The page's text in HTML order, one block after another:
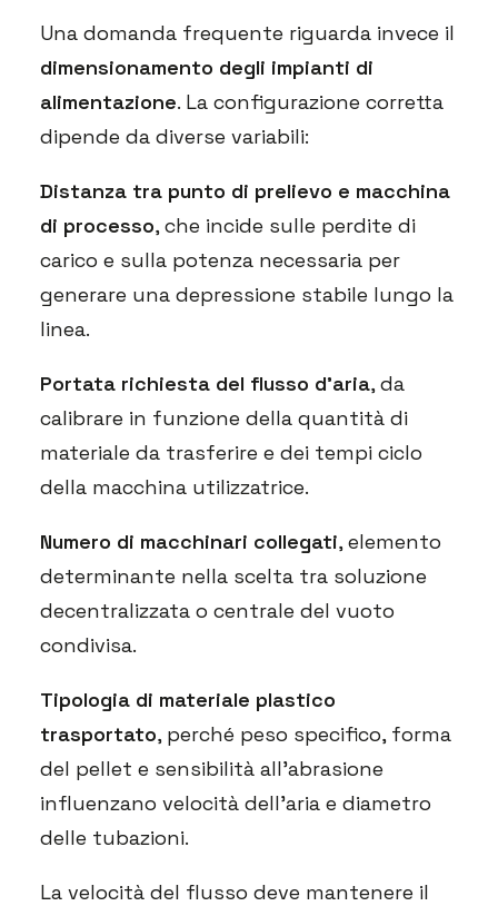
Una domanda frequente riguarda invece il
dimensionamento degli impianti di
alimentazione. La configurazione corretta
dipende da diverse variabili:
Distanza tra punto di prelievo e macchina
di processo, che incide sulle perdite di
carico e sulla potenza necessaria per
generare una depressione stabile lungo la
linea.
Portata richiesta del flusso d’aria, da
calibrare in funzione della quantità di
materiale da trasferire e dei tempi ciclo
della macchina utilizzatrice.
Numero di macchinari collegati, elemento
determinante nella scelta tra soluzione
decentralizzata o centrale del vuoto
condivisa.
Tipologia di materiale plastico
trasportato, perché peso specifico, forma
del pellet e sensibilità all’abrasione
influenzano velocità dell’aria e diametro
delle tubazioni.
La velocità del flusso deve mantenere il